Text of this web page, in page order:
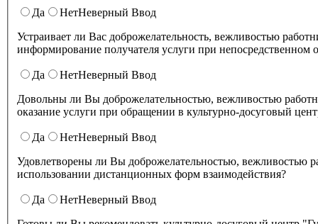
Да НетНеверный Ввод
Устраивает ли Вас доброжелательность, вежливостью работников организации культуры, обеспечивающих первичный контакт и
информирование получателя услуги при
Да НетНеверный Ввод
Довольны ли Вы доброжелательностью, вежливостью
оказание услуги при обращении в культурно-досуговый
Да НетНеверный Ввод
Удовлетворены ли Вы доброжелательностью, вежливостью работников культурно-досугового центра "Губернский" при
использовании дистанционных форм взаимодействия?
Да НетНеверный Ввод